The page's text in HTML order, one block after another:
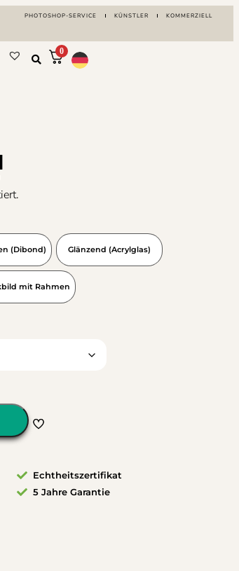
PHOTOSHOP-SERVICE KÜNSTLER KOMMERZIELL
0
(Dibond) Glänzend (Acrylglas)
mit Rahmen
Echtheitszertifikat
5 Jahre Garantie